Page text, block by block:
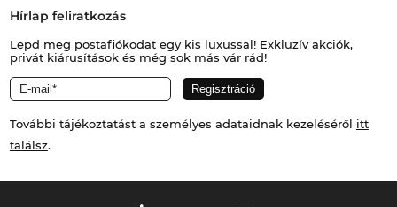
Hírlap feliratkozás
Lepd meg postafiókodat egy kis luxussal! Exkluzív akciók,
privát kiárusítások és még sok más vár rád!
További tájékoztatást a személyes adataidnak kezeléséről itt
találsz.